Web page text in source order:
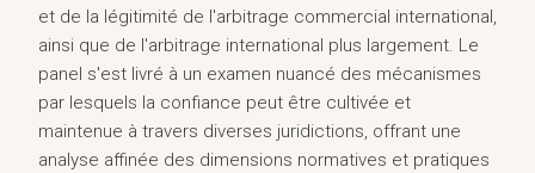
et de la légitimité de l'arbitrage commercial international,
ainsi que de l'arbitrage international plus largement. Le
panel s'est livré à un examen nuancé des mécanismes
par lesquels la confiance peut être cultivée et
maintenue à travers diverses juridictions, offrant une
analyse affinée des dimensions normatives et pratiques